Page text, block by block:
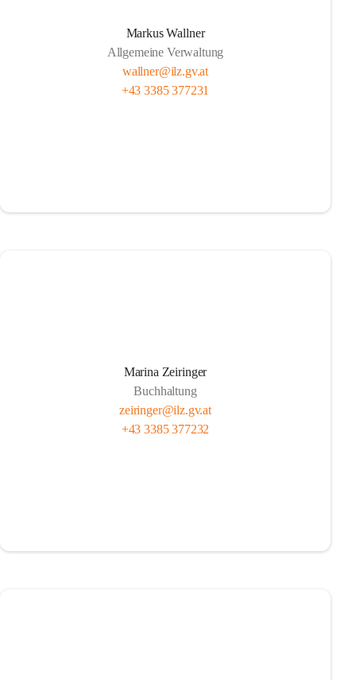
Markus Wallner
Allgemeine Verwaltung
wallner@ilz.gv.at
+43 3385 377231
Marina Zeiringer
Buchhaltung
zeiringer@ilz.gv.at
+43 3385 377232